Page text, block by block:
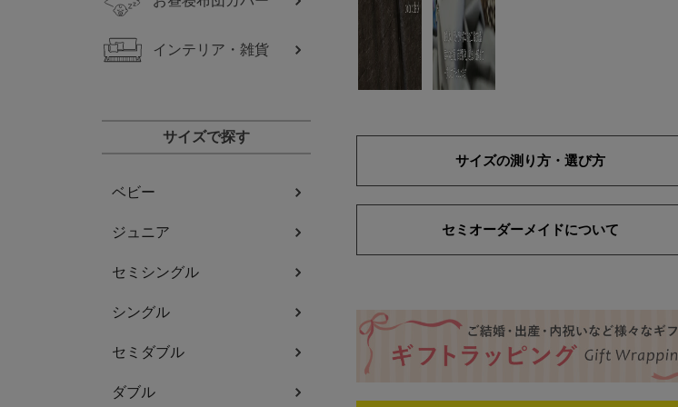
インテリア・雑貨
サイズで探す
ベビー
ジュニア
セミシングル
シングル
セミダブル
ダブル
サイズの測り方・選び方
セミオーダーメイドについて